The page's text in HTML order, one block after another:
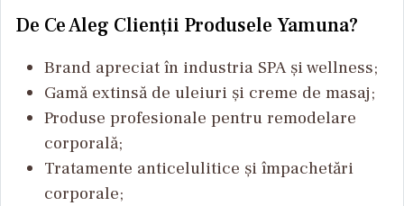
De Ce Aleg Clienții Produsele Yamuna?
Brand apreciat în industria SPA și wellness;
Gamă extinsă de uleiuri și creme de masaj;
Produse profesionale pentru remodelare
corporală;
Tratamente anticelulitice și împachetări
corporale;